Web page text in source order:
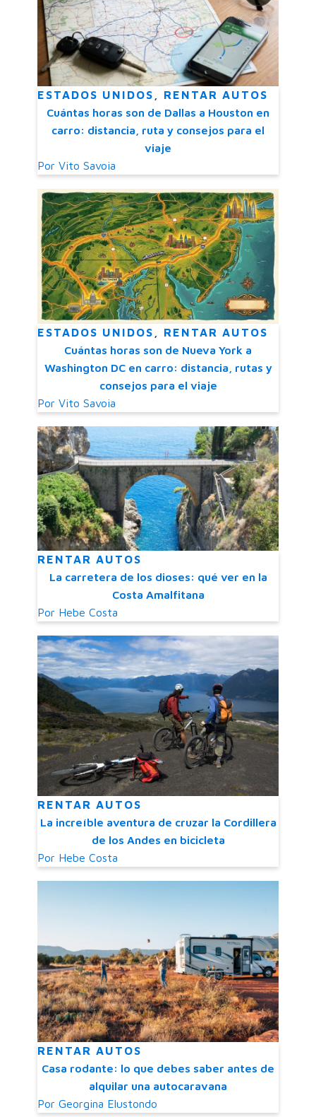
ESTADOS UNIDOS
RENTAR AUTOS
Cuántas horas son de Dallas a Houston en
carro: distancia, ruta y consejos para el
viaje
Por Vito Savoia
ESTADOS UNIDOS
RENTAR AUTOS
Cuántas horas son de Nueva York a
Washington DC en carro: distancia, rutas y
consejos para el viaje
Por Vito Savoia
RENTAR AUTOS
La carretera de los dioses: qué ver en la
Costa Amalfitana
Por Hebe Costa
RENTAR AUTOS
La increíble aventura de cruzar la Cordillera
de los Andes en bicicleta
Por Hebe Costa
RENTAR AUTOS
Casa rodante: lo que debes saber antes de
alquilar una autocaravana
Por Georgina Elustondo